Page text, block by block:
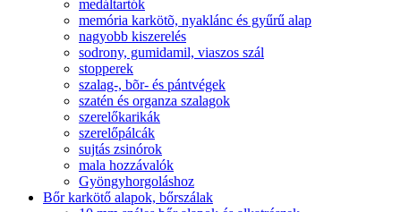
medáltartók
memória karkötõ, nyaklánc és gyűrű alap
nagyobb kiszerelés
sodrony, gumidamil, viaszos szál
stopperek
szalag-, bõr- és pántvégek
szatén és organza szalagok
szerelőkarikák
szerelőpálcák
sujtás zsinórok
mala hozzávalók
Gyöngyhorgoláshoz
Bőr karkötő alapok, bőrszálak